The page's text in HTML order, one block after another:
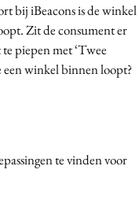
bij iBeacons is de winkel
Zit de consument er
piepen met ‘Twee
een winkel binnen loopt?
te vinden voor